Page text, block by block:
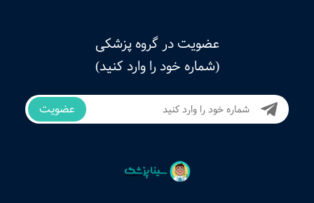
عضویت در گروه پزشکی
(شماره خود را وارد کنید)
عضویت